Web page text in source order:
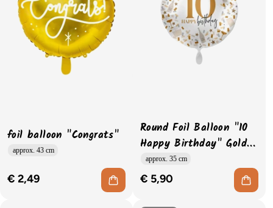
foil balloon "Congrats"
approx. 43 cm
€ 2,49
Round Foil Balloon "10
Happy Birthday" Gold-
White
approx. 35 cm
€ 5,90